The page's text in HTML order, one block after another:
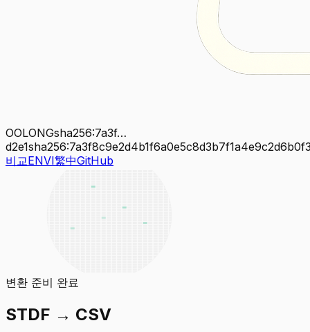
OOLONGsha256:7a3f…
d2e1
비교ENVI繁中GitHub
변환 준비 완료
STDF → CSV